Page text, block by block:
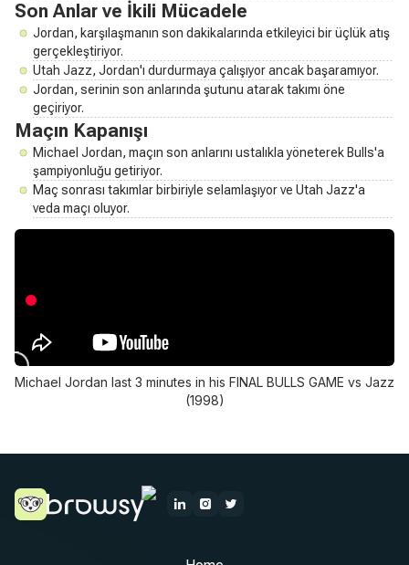
Son Anlar ve İkili Mücadele
Jordan, karşılaşmanın son dakikalarında etkileyici bir üçlük atış
gerçekleştiriyor.
Utah Jazz, Jordan'ı durdurmaya çalışıyor ancak başaramıyor.
Jordan, serinin son anlarında şutunu atarak takımı öne
geçiriyor.
Maçın Kapanışı
Michael Jordan, maçın son anlarını ustalıkla yöneterek Bulls'a
şampiyonluğu getiriyor.
Maç sonrası takımlar birbiriyle selamlaşıyor ve Utah Jazz'a
veda maçı oluyor.
Michael Jordan last 3 minutes in his FINAL BULLS GAME vs Jazz
(1998)